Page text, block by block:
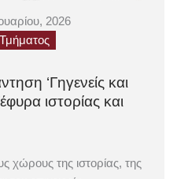
2026
‘Γηγενείς και
ιστορίας και
χώρους της ιστορίας, της